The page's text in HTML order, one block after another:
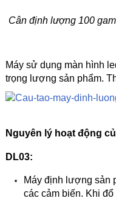
Cân định lượng 100
Máy sử dụng màn hình
trọng lượng sản phẩm.
Nguyên lý hoạt động
DL03:
Máy định lượng sản
các cảm biến. Khi